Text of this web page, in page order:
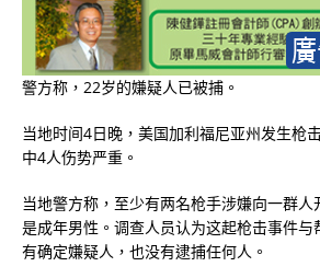
警方称，22岁的嫌疑人已被捕。
当地时间4日晚，美国加利福尼亚州发生枪
中4人伤势严重。
当地警方称，至少有两名枪手涉嫌向一群
是成年男性。调查人员认为这起枪击事件
有确定嫌疑人，也没有逮捕任何人。